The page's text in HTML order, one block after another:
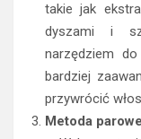
takie jak
dyszami i
narzędziem
bardziej
przywrócić
Metoda